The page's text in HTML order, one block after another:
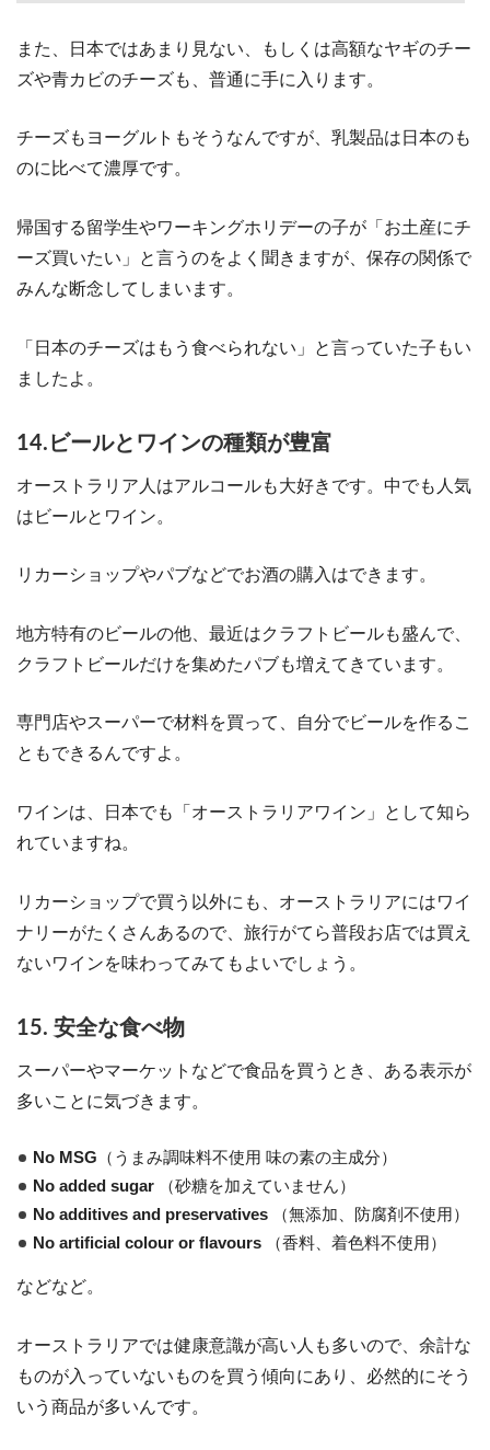
また、日本ではあまり見ない、もしくは高額なヤギのチー
ズや青カビのチーズも、普通に手に入ります。
チーズもヨーグルトもそうなんですが、乳製品は日本のも
のに比べて濃厚です。
帰国する留学生やワーキングホリデーの子が「お土産にチ
ーズ買いたい」と言うのをよく聞きますが、保存の関係で
みんな断念してしまいます。
「日本のチーズはもう食べられない」と言っていた子もい
ましたよ。
14.ビールとワインの種類が豊富
オーストラリア人はアルコールも大好きです。中でも人気
はビールとワイン。
リカーショップやパブなどでお酒の購入はできます。
地方特有のビールの他、最近はクラフトビールも盛んで、
クラフトビールだけを集めたパブも増えてきています。
専門店やスーパーで材料を買って、自分でビールを作るこ
ともできるんですよ。
ワインは、日本でも「オーストラリアワイン」として知ら
れていますね。
リカーショップで買う以外にも、オーストラリアにはワイ
ナリーがたくさんあるので、旅行がてら普段お店では買え
ないワインを味わってみてもよいでしょう。
15. 安全な食べ物
スーパーやマーケットなどで食品を買うとき、ある表示が
多いことに気づきます。
No MSG （うまみ調味料不使用 味の素の主成分）
No added sugar （砂糖を加えていません）
No additives and preservatives （無添加、防腐剤不使用）
No artificial colour or flavours （香料、着色料不使用）
などなど。
オーストラリアでは健康意識が高い人も多いので、余計な
ものが入っていないものを買う傾向にあり、必然的にそう
いう商品が多いんです。